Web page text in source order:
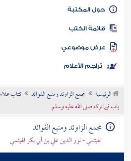
كتاب الأمة
المكتبة
الكتب
موضوعي
تراجم الأعلام
الرئيسية مجمع الزاوئد ومنبع الفوائد
كتاب
باب فيما تركه صلى الله عليه وسلم
مجمع الزاوئد ومنبع الفوائد
الهيثمي - نور الدين علي بن أبي بكر الهيثمي